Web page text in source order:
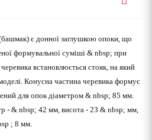
є донної заглушкою опоки, що
формувальної суміші & nbsp; при
встановлюється стояк, на який
Конусна частина черевика формує
для опок діаметром & nbsp; 85 мм.
- & nbsp; 42 мм, висота - 23 & nbsp; мм,
; 8 мм.